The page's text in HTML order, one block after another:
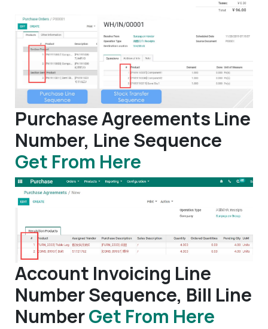
Purchase Agreements Line
Number, Line Sequence
Get From Here
Account Invoicing Line
Number Sequence, Bill Line
NumberGet From Here